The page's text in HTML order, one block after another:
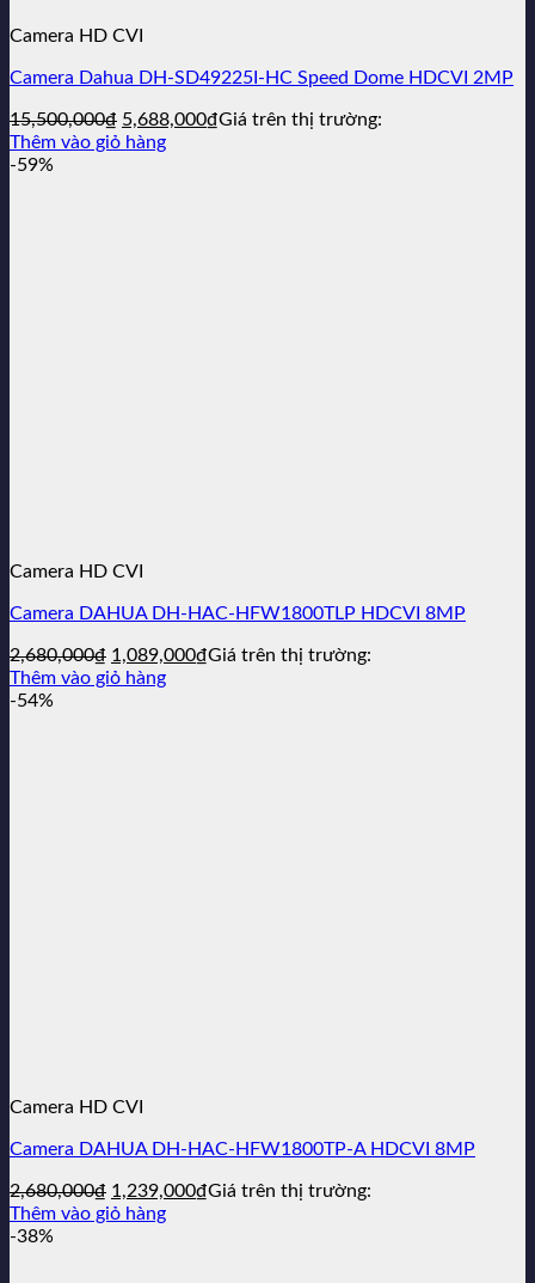
Camera HD CVI
Camera Dahua DH-SD49225I-HC Speed Dome HDCVI 2MP
15,500,000₫ Giá
gốc
5,688,000₫Giá
Giá trên thị trường:
Thêm vào giỏ hàng
-59%
Camera HD CVI
Camera DAHUA DH-HAC-HFW1800TLP HDCVI 8MP
2,680,000₫ Giá
gốc
1,089,000₫Giá
Giá trên thị trường:
Thêm vào giỏ hàng
-54%
Camera HD CVI
Camera DAHUA DH-HAC-HFW1800TP-A HDCVI 8MP
2,680,000₫ Giá
gốc
1,239,000₫Giá
Giá trên thị trường:
Thêm vào giỏ hàng
-38%